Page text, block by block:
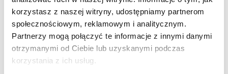
korzystasz z naszej witryny, udostępniamy partnerom
społecznościowym, reklamowym i analitycznym.
Partnerzy mogą połączyć te informacje z innymi danymi
otrzymanymi od Ciebie lub uzyskanymi podczas
korzystania z ich usług.
Składniki na kruszonkę wyłożyć do miski i
rozetrzeć pałacami, aż powstaną grudki.
Gotową kruszonkę wyłożyć na ciasto z
czereśniami.